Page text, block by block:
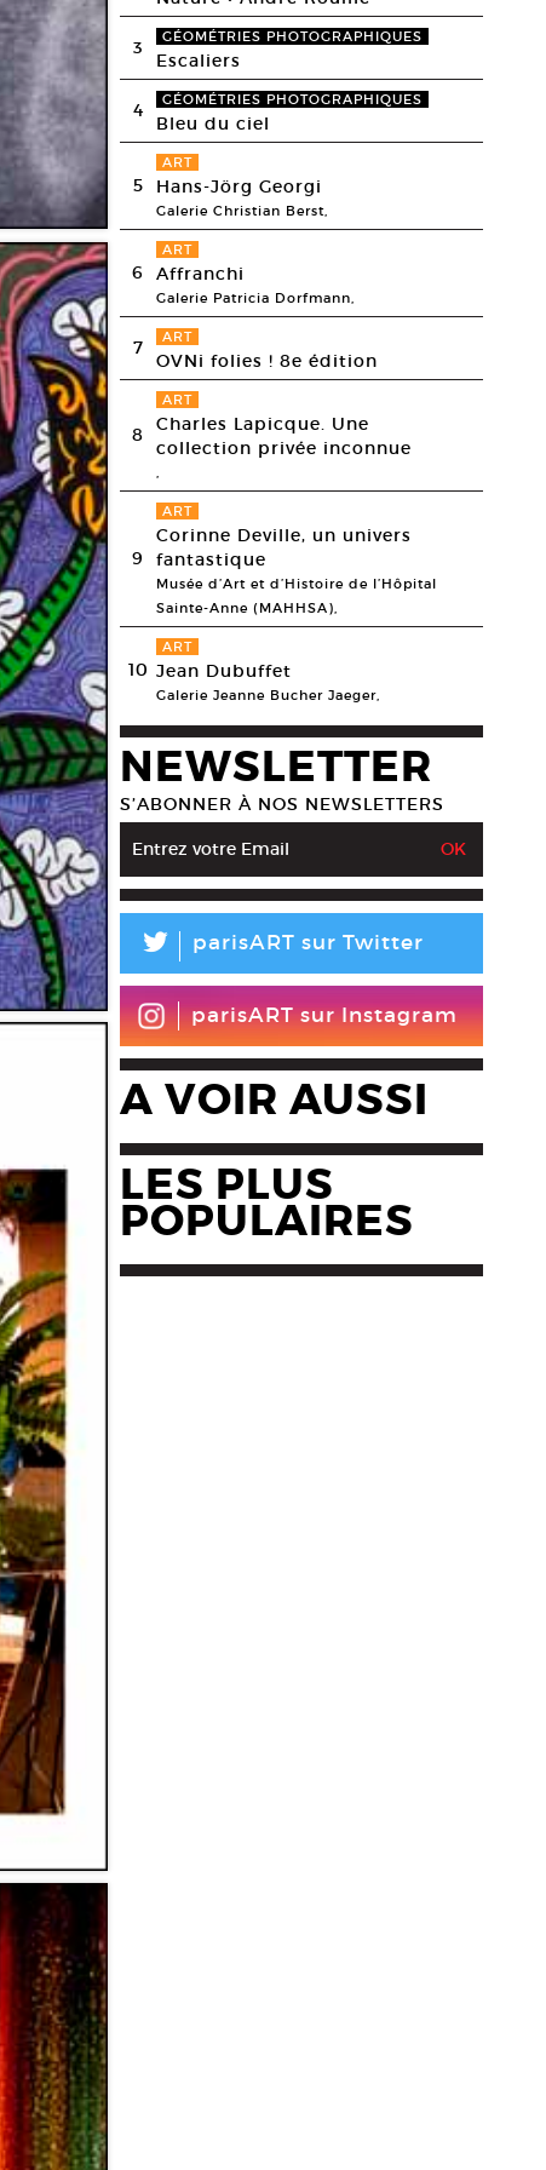
3 GÉOMÉTRIES PHOTOGRAPHIQUES
Escaliers
4 GÉOMÉTRIES PHOTOGRAPHIQUES
Bleu du ciel
5
ART
Hans-Jörg Georgi
Galerie Christian Berst,
6
ART
Affranchi
Galerie Patricia Dorfmann,
7 ART
OVNi folies ! 8e édition
8
ART
Charles Lapicque. Une
collection privée inconnue
,
9
ART
Corinne Deville, un univers
fantastique
Musée d’Art et d’Histoire de l’Hôpital
Sainte-Anne (MAHHSA),
10
ART
Jean Dubuffet
Galerie Jeanne Bucher Jaeger,
NEWSLETTER
S’ABONNER À NOS NEWSLETTERS
L parisART sur Twitter
parisART sur Instagram
A VOIR AUSSI
LES PLUS
POPULAIRES